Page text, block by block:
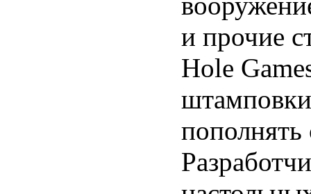
и прочие
Hole